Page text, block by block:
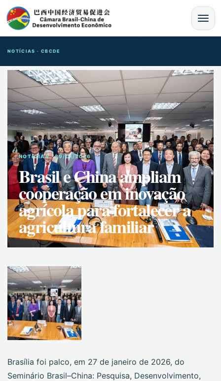
MENU
NOTÍCIAS · CBCDE
NOTíCIAS · 29/01/2026
Brasil e China ampliam
cooperação em inovação
agrícola para fortalecer a
agricultura familiar
Brasília foi palco, em 27 de janeiro de 2026, do
Seminário Brasil–China: Pesquisa, Desenvolvimento,